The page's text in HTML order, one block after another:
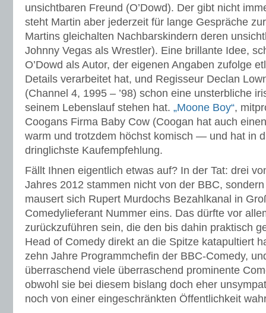
unsichtbaren Freund (O’Dowd). Der gibt nicht
steht Martin aber jederzeit für lange Gespräche
Martins gleichalten Nachbarskindern deren
Johnny Vegas als Wrestler). Eine brillante Idee,
O’Dowd als Autor, der eigenen Angaben zufolge
Details verarbeitet hat, und Regisseur Declan
(Channel 4, 1995 – ’98) schon eine unsterbliche
seinem Lebenslauf stehen hat. „Moone Boy“,
Coogans Firma Baby Cow (Coogan hat auch
warm und trotzdem höchst komisch — und hat in
dringlichste Kaufempfehlung.
Fällt Ihnen eigentlich etwas auf? In der Tat: drei
Jahres 2012 stammen nicht von der BBC,
mausert sich Rupert Murdochs Bezahlkanal in
Comedylieferant Nummer eins. Das dürfte vor
zurückzuführen sein, die den bis dahin praktisch
Head of Comedy direkt an die Spitze katapultiert
zehn Jahre Programmchefin der BBC-Comedy,
überraschend viele überraschend prominente
obwohl sie bei diesem bislang doch eher
noch von einer eingeschränkten Öffentlichkeit